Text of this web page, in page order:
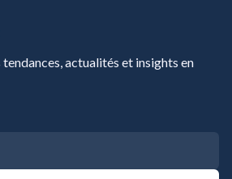
tendances, actualités et insights en